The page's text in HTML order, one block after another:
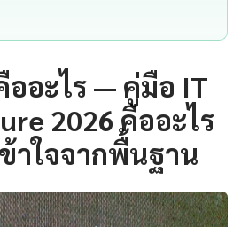
ออะไร — คู่มือ IT
2026 คืออะไร
าใจจากพื้นฐาน